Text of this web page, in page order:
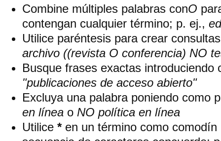
Combine múltiples palabras conO
contengan cualquier término; p. ej.,
Utilice paréntesis para crear
archivo ((revista O conferencia) NO
Busque frases exactas introduciendo
"publicaciones de acceso abierto"
Excluya una palabra poniendo como
en línea o NO política en línea
Utilice * en un término como